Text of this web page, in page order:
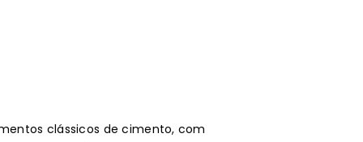
clássicos de cimento, com